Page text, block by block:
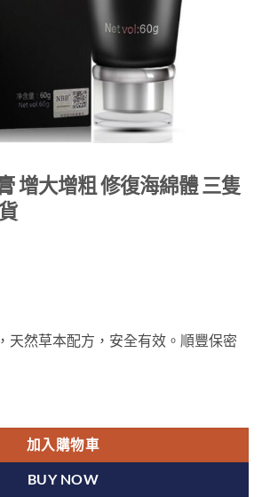
增大增粗 修復海綿體 三隻
天然草本配方，安全有效。順豐保密
加入購物車
BUY NOW